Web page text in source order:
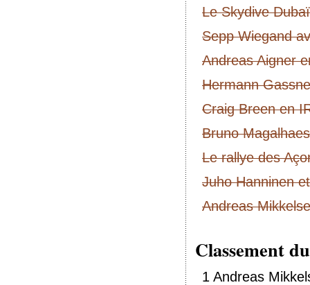
Le Skydive
Sepp Wiegand
Andreas Aigner
Hermann
Craig Breen en
Bruno
Le rallye des
Juho Hanninen
Andreas
Classement
1 Andreas